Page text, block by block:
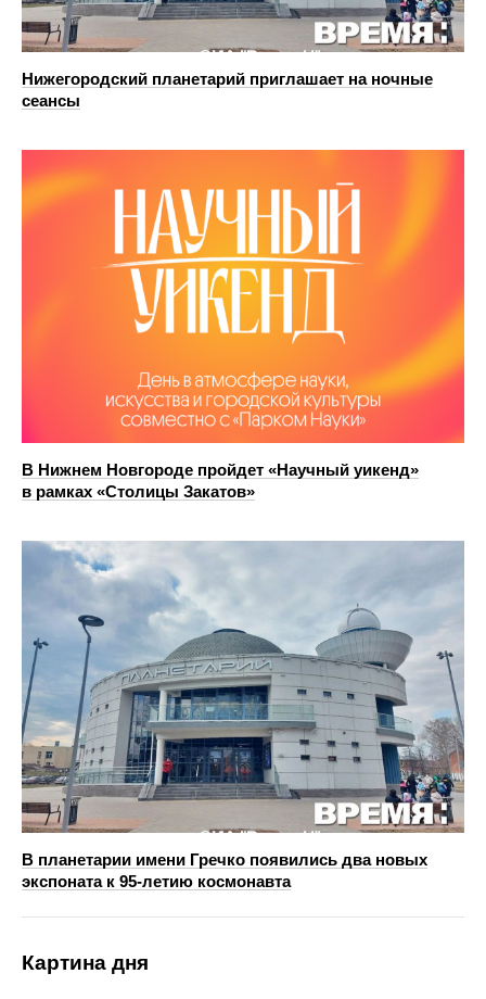
Нижегородский планетарий приглашает на ночные
сеансы
В Нижнем Новгороде пройдет «Научный уикенд»
в рамках «Столицы Закатов»
В планетарии имени Гречко появились два новых
экспоната к 95‑летию космонавта
Картина дня